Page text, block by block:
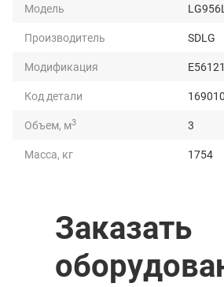
Модель
Производитель
SDLG
Модификация
Код детали
Объем, м3
3
Масса, кг
1754
Длина, мм
Ширина, мм
1405
Высота, мм
1335
Заказать